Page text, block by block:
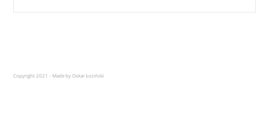
Copyright 2021 - Made by Oskar Łoziński